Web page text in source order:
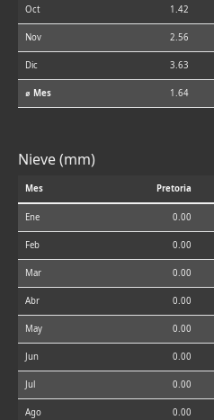
Oct 1.42
Nov 2.56
Dic 3.63
⌀ Mes 1.64
Nieve (mm)
Mes Pretoria
Ene 0.00
Feb 0.00
Mar 0.00
Abr 0.00
May 0.00
Jun 0.00
Jul 0.00
Ago 0.00